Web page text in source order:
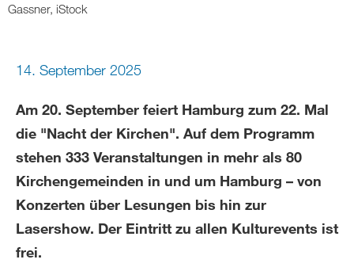
Gassner, iStock
14. September 2025
Am 20. September feiert Hamburg zum 22. Mal
die "Nacht der Kirchen". Auf dem Programm
stehen 333 Veranstaltungen in mehr als 80
Kirchengemeinden in und um Hamburg – von
Konzerten über Lesungen bis hin zur
Lasershow. Der Eintritt zu allen Kulturevents ist
frei.